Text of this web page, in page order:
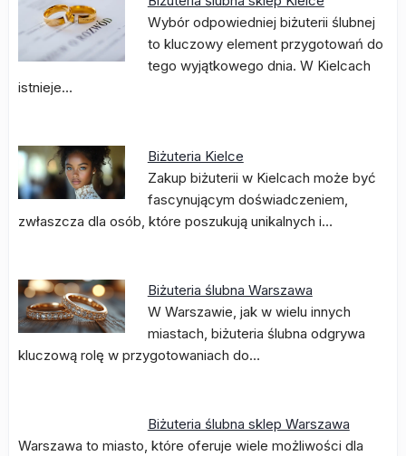
Wybór odpowiedniej biżuterii ślubnej
to kluczowy element przygotowań do
tego wyjątkowego dnia. W Kielcach
istnieje…
Biżuteria Kielce
Zakup biżuterii w Kielcach może być
fascynującym doświadczeniem,
zwłaszcza dla osób, które poszukują unikalnych i…
Biżuteria ślubna Warszawa
W Warszawie, jak w wielu innych
miastach, biżuteria ślubna odgrywa
kluczową rolę w przygotowaniach do…
Biżuteria ślubna sklep Warszawa
Warszawa to miasto, które oferuje wiele możliwości dla